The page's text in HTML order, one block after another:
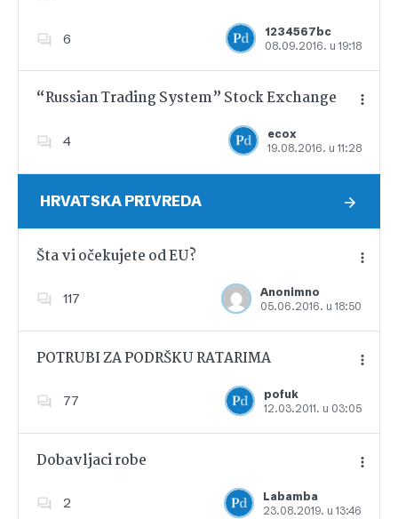
6
1234567bc
08.09.2016. u 19:18
Dodajte u favorite
“Russian Trading System” Stock Exchange
4
ecox
19.08.2016. u 11:28
Dodajte u favorite
HRVATSKA PRIVREDA
Šta vi očekujete od EU?
117
Anonimno
05.06.2016. u 18:50
Dodajte u favorite
POTRUBI ZA PODRŠKU RATARIMA
77
pofuk
12.03.2011. u 03:05
Dodajte u favorite
Dobavljaci robe
2
Labamba
23.08.2019. u 13:46
Dodajte u favorite